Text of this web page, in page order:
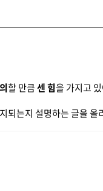
할 만큼 센 힘을 가지고
되는지 설명하는 글을 올